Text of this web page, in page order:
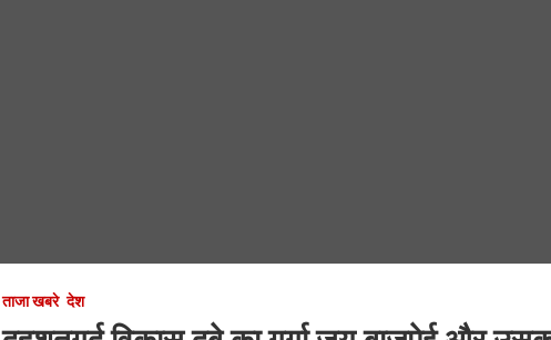
ताजा खबरे देश